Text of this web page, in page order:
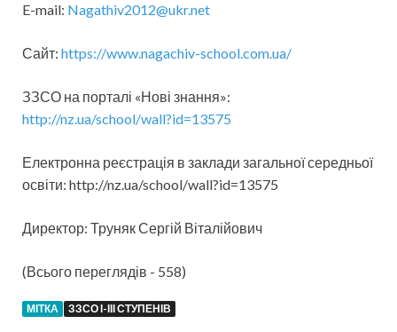
E-mail: Nagathiv2012@ukr.net
Сайт: https://www.nagachiv-school.com.ua/
ЗЗСО на порталі «Нові знання»:
http://nz.ua/school/wall?id=13575
Електронна реєстрація в заклади загальної середньої
освіти: http://nz.ua/school/wall?id=13575
Директор: Труняк Сергій Віталійович
(Всього переглядів - 558)
МІТКА ЗЗСО І-ІІІ СТУПЕНІВ